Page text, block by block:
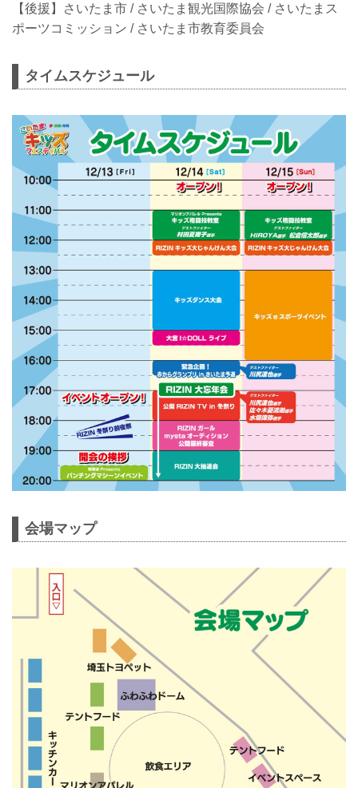
【後援】さいたま市 / さいたま観光国際協会 / さいたまス
ポーツコミッション / さいたま市教育委員会
タイムスケジュール
会場マップ